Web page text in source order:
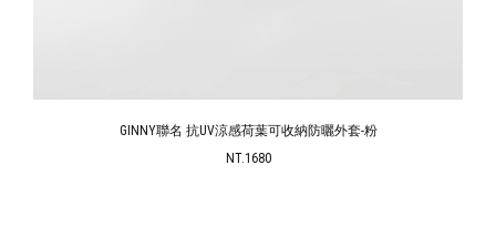
GINNY聯名 抗UV涼感荷葉可收納防曬外套-粉
NT.1680